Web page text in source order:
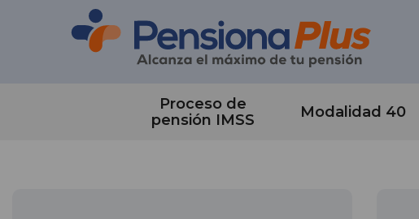
Proceso de
pensión IMSS
Modalidad 40